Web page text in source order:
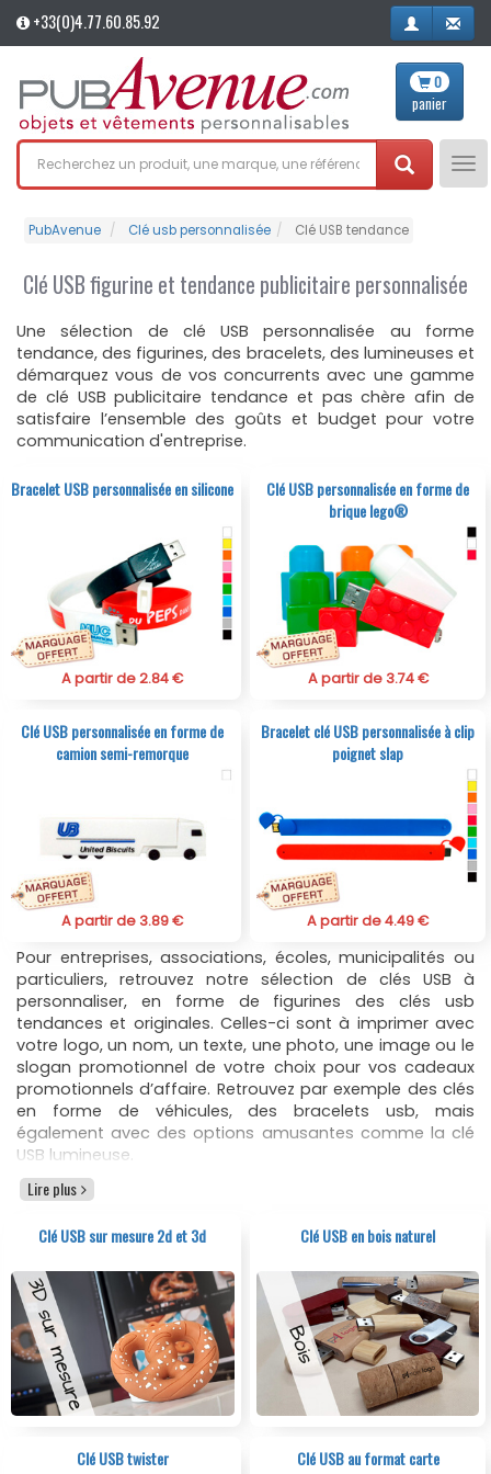
+33(0)4.77.60.85.92
0
panier
PubAvenue Clé usb personnalisée Clé USB tendance
Clé USB figurine et tendance publicitaire personnalisée
Une sélection de clé USB personnalisée au forme
tendance, des figurines, des bracelets, des lumineuses et
démarquez vous de vos concurrents avec une gamme
de clé USB publicitaire tendance et pas chère afin de
satisfaire l’ensemble des goûts et budget pour votre
communication d'entreprise.
Bracelet USB personnalisée en silicone
A partir de 2.84 €
Clé USB personnalisée en forme de
brique lego®
A partir de 3.74 €
Clé USB personnalisée en forme de
camion semi-remorque
A partir de 3.89 €
Bracelet clé USB personnalisée à clip
poignet slap
A partir de 4.49 €
Pour entreprises, associations, écoles, municipalités ou
particuliers, retrouvez notre sélection de clés USB à
personnaliser, en forme de figurines des clés usb
tendances et originales. Celles-ci sont à imprimer avec
votre logo, un nom, un texte, une photo, une image ou le
slogan promotionnel de votre choix pour vos cadeaux
promotionnels d’affaire. Retrouvez par exemple des clés
en forme de véhicules, des bracelets usb, mais
également avec des options amusantes comme la clé
USB lumineuse.
Pour vos achats de clés usb personnalisées tendances,
lesclés USB publicitaires personnaliséestendances et
publicitaires personnalisées
au forme tendances qui font
partie des idées originales à offrir. Une fois le modèle et
le coloris de votre clé choisie, vous pourrez également
décider de sa capacité en mémoire : 512mo à 64go. Puis,
des options techniques, accessoires et options
d’emballage vous aideront à compléter votre demande.
Lire plus
Clé USB sur mesure 2d et 3d Clé USB en bois naturel
Clé USB twister Clé USB au format carte